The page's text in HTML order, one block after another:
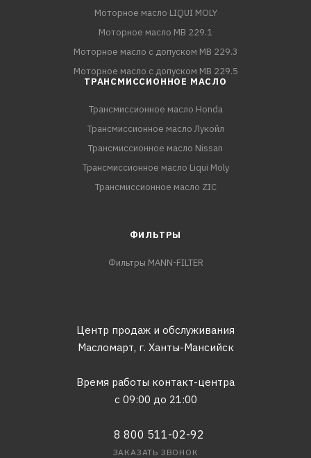
Моторное масло LIQUI MOLY
Моторное масло MB 229.1
Моторное масло с допуском MB 229.3
Моторное масло с допуском MB 229.5
ТРАНСМИССИОННОЕ МАСЛО
Трансмиссионное масло Honda
Трансмиссионное масло Лукойл
Трансмиссионное масло Nissan
Трансмиссионное масло Liqui Moly
Трансмиссионное масло ZIC
ФИЛЬТРЫ
Фильтры MANN-FILTER
Центр продаж и обслуживания
Масломарт, г. Ханты-Мансийск
Время работы контакт-центра
с 09:00 до 21:00
8 800 511-02-92
ЗАКАЗАТЬ ЗВОНОК